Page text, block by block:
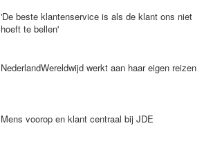
'De beste klantenservice is als de klant ons niet
hoeft te bellen'
NederlandWereldwijd werkt aan haar eigen reizen
Mens voorop en klant centraal bij JDE